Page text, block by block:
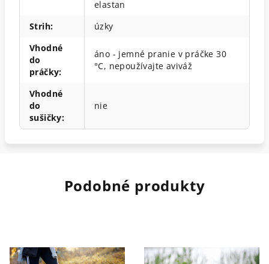
elastan
Strih:
úzky
Vhodné
do
práčky:
áno - jemné pranie v práčke 30
°C, nepoužívajte aviváž
Vhodné
do
sušičky:
nie
Podobné produkty